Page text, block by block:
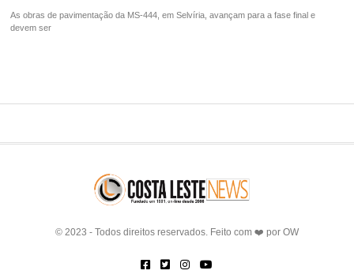
As obras de pavimentação da MS-444, em Selvíria, avançam para a fase final e
devem ser
© 2023 - Todos direitos reservados. Feito com ❤️ por OW